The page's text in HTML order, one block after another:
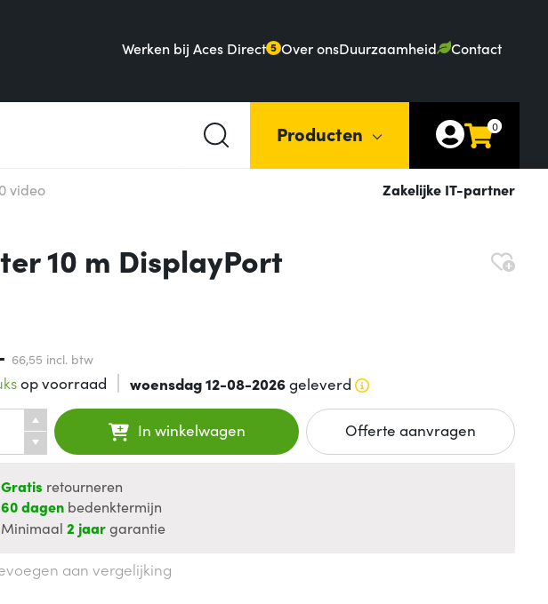
Werken bij Aces Direct 5 Over onsDuurzaamheid Contact
Producten 0
video Zakelijke IT-partner
10 m DisplayPort
66,55 incl. btw
op voorraad woensdag 12-08-2026geleverd
In winkelwagen Offerte aanvragen
Gratis retourneren
60 dagen bedenktermijn
Minimaal2 jaargarantie
aan vergelijking